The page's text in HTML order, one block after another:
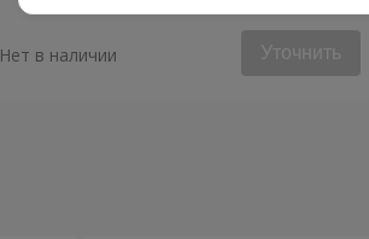
Нет в наличии Уточнить